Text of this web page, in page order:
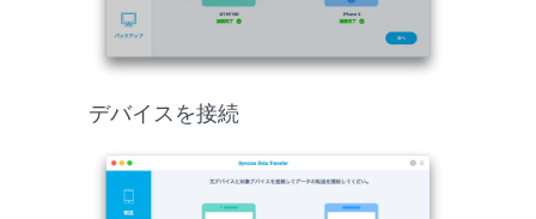
デバイスを接続